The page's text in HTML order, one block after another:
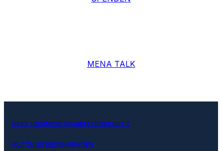
MENA TALK
ÜBER UNSIMPRESSUMDATENSCHUTZ
NUTZUNGSBEDINGUNGEN